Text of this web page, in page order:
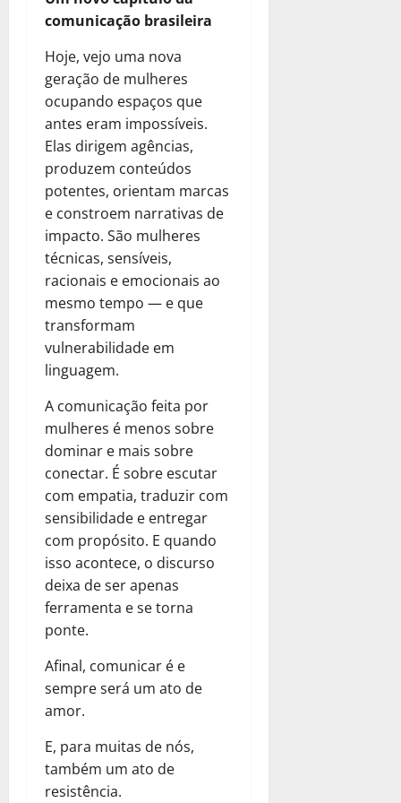
comunicação brasileira
Hoje, vejo uma nova
geração de mulheres
ocupando espaços que
antes eram impossíveis.
Elas dirigem agências,
produzem conteúdos
potentes, orientam marcas
e constroem narrativas de
impacto. São mulheres
técnicas, sensíveis,
racionais e emocionais ao
mesmo tempo — e que
transformam
vulnerabilidade em
linguagem.
A comunicação feita por
mulheres é menos sobre
dominar e mais sobre
conectar. É sobre escutar
com empatia, traduzir com
sensibilidade e entregar
com propósito. E quando
isso acontece, o discurso
deixa de ser apenas
ferramenta e se torna
ponte.
Afinal, comunicar é e
sempre será um ato de
amor.
E, para muitas de nós,
também um ato de
resistência.